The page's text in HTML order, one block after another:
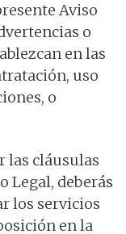
Aviso
o
en las
uso
o
las cláusulas
Legal, deberás
los servicios
en la